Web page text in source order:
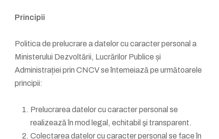
Principii
Politica de prelucrare a datelor cu caracter personal a
Ministerului Dezvoltării, Lucrărilor Publice și
Administrației prin CNCV se întemeiază pe următoarele
principii:
Prelucrarea datelor cu caracter personal se
realizează în mod legal, echitabil şi transparent.
Colectarea datelor cu caracter personal se face în